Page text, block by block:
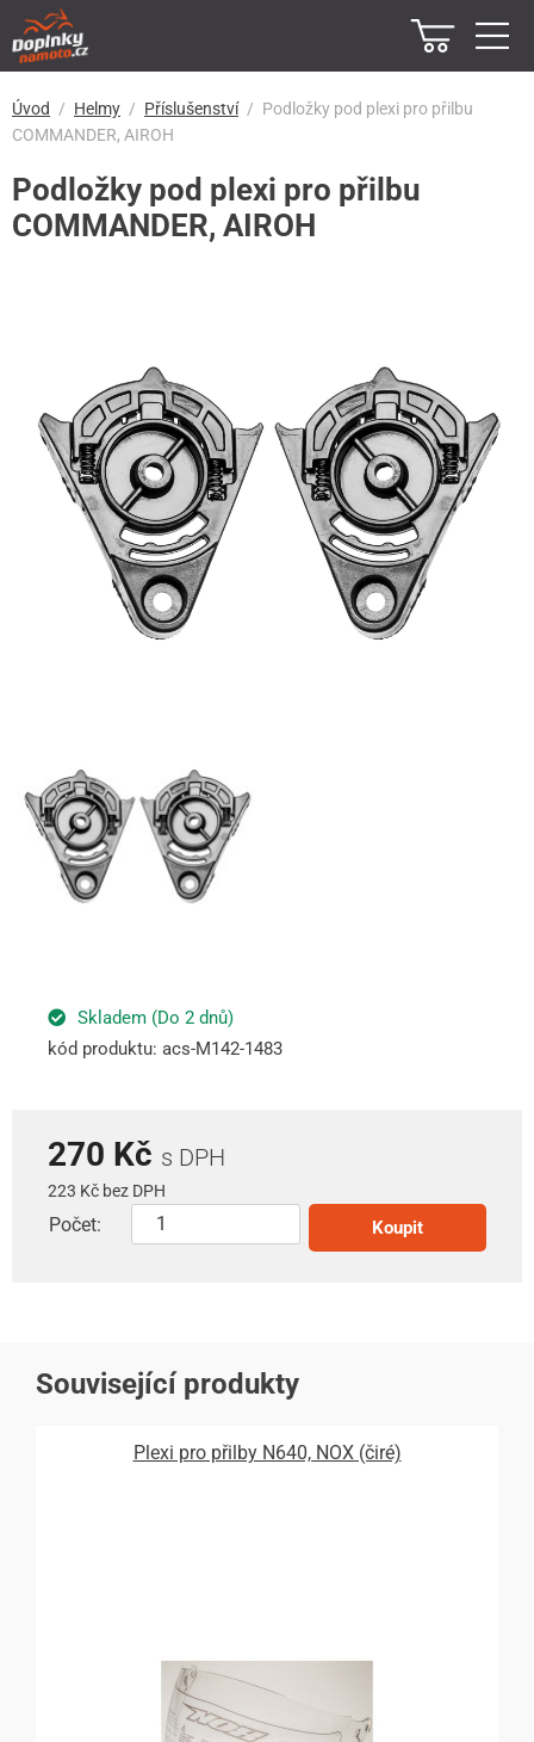
Úvod Helmy Příslušenství
Podložky pod plexi pro přilbu
COMMANDER, AIROH
Podložky pod plexi pro přilbu
COMMANDER, AIROH
Skladem (Do 2 dnů)
kód produktu: acs-M142-1483
270 Kč s DPH
223 Kč bez DPH
Počet: Koupit
Související produkty
Plexi pro přilby N640, NOX (čiré)